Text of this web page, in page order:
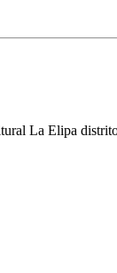
La Elipa